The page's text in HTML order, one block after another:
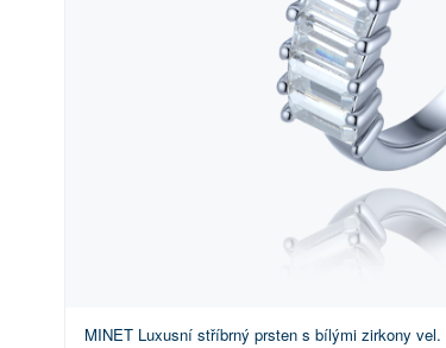
MINET Luxusní stříbrný prsten s bílými zirkony vel.